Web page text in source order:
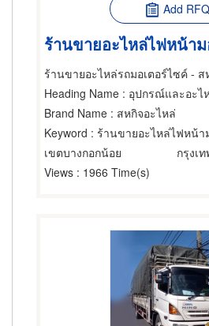
Add RFQ
ร้านขายอะไหล่ไฟหน้า
ร้านขายอะไหล่รถมอเตอร์ไซค์ - ส
Heading Name : อุปกรณ์และอะไหล่รถจักรยานยนต์และรถสกูตเตอร์,ขายส่งและผู้ผลิตอุป
Brand Name : สหกิจอะไหล่
Keyword : ร้านขายอะไหล่ไฟหน้า
เขตบางกอกน้อย
กรุงเ
Views : 1966 Time(s)